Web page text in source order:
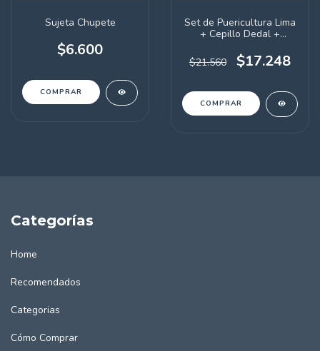
Sujeta Chupete
$6.600
COMPRAR
Set de Puericultura Lima
+ Cepillo Dedal +
Sujetachupetes (a
elección)
$21.560 $17.248
COMPRAR
Categorías
Home
Recomendados
Categorias
Cómo Comprar